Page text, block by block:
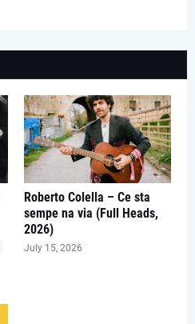
Roberto Colella – Ce sta
sempe na via (Full Heads,
2026)
July 15, 2026